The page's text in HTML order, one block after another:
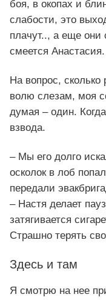
боя, в окопах и
слабости, это
плачут.., а еще они
смеется Анастасия.
На вопрос,
волю слезам, моя
думая – один.
взвода.
– Мы его долго
осколок в лоб
передали
– Настя делает
затягивается
Страшно терять
Здесь и там
Я смотрю на нее